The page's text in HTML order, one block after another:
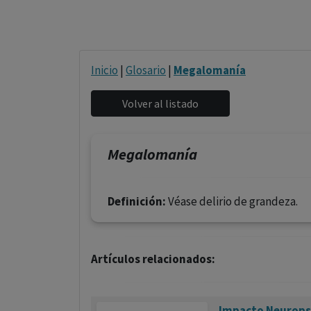
Inicio | Glosario | Megalomanía
Megalomanía
Definición:Véase delirio de grandeza.
Artículos relacionados: